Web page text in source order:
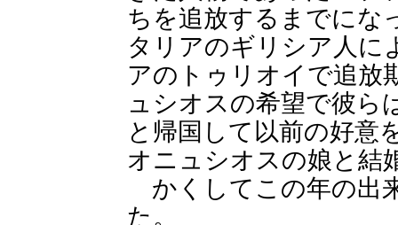
ちを追放するまでにな
タリアのギリシア人に
アのトゥリオイで追放
ュシオスの希望で彼ら
と帰国して以前の好意
オニュシオスの娘と結
かくしてこの年の出
た。